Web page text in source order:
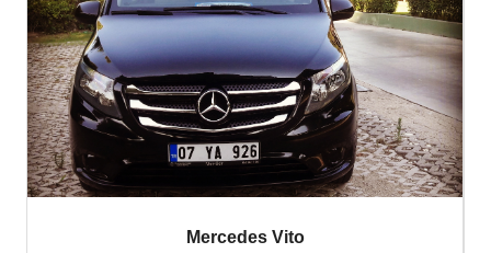
için daha hızlı bir seçenek arıyorsanız taksi transferimizi tercih
edebilirsiniz. Hemen rezervasyonunuzu yapın!
3- Taksi Transfer:Antalya Havalimanı'ndanRubi Platibum Spa
Resort & Suites'etaksi, otele ulaşmak için en hızlı seçenektir.
Avsallar'da taksi ile ulaşım diğer transfer seçeneklerine göre daha
pahalıdır. Ancak Antalya Havalimanı'ndan
Rubi Platibum Spa
Resort & Suites'etransfer için en hızlı ve konforlu seçenek taksi
Mercedes Vito